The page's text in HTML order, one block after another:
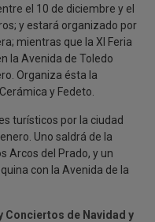
el 10 de diciembre y el
y estará organizado por
mientras que la XI Feria
la Avenida de Toledo
Organiza ésta la
y Fedeto.
turísticos por la ciudad
Uno saldrá de la
Arcos del Prado, y un
con la Avenida de la
de Navidad y